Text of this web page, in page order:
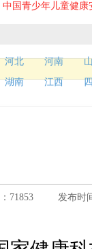
中国青少年儿童健康
河北 河南
湖南 江西
71853 发布时